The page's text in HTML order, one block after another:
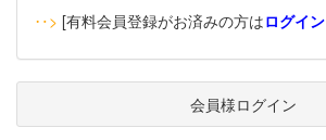
‥> [有料会員登録がお済みの方はログイン
会員様ログイン